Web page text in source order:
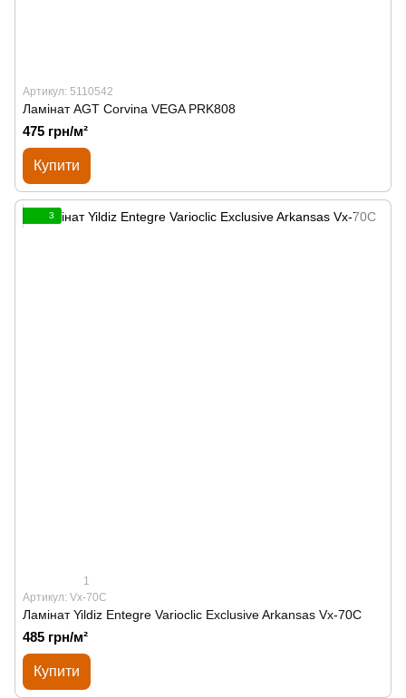
Артикул: 5110542
Ламінат AGT Corvina VEGA PRK808
475 грн/м²
Купити
3
1
Артикул: Vx-70C
Ламінат Yildiz Entegre Varioclic Exclusive Arkansas Vx-70C
485 грн/м²
Купити